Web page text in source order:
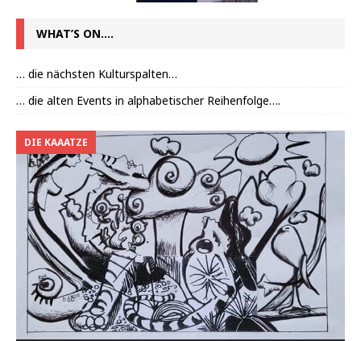
WHAT’S ON….
… die nächsten Kulturspalten…
… die alten Events in alphabetischer Reihenfolge….
DIE KAAATZE